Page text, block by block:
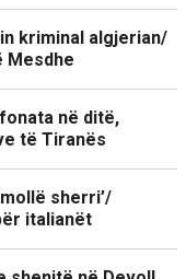
kriminal algjerian/
Mesdhe
në ditë,
të Tiranës
sherri’/
italianët